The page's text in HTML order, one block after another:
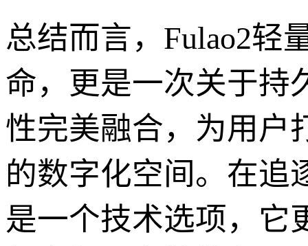
总结而言，Fulao2轻
命，更是一次关于持
性完美融合，为用户
的数字化空间。在追
是一个技术选项，它